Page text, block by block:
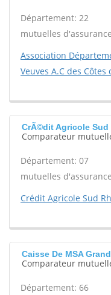
Département: 22
mutuelles
Association
Veuves A.C des Côtes
CrÃ©dit Agricole Sud
Comparateur
Département: 07
mutuelles
Crédit Agricole Sud
Caisse De MSA
Comparateur
Département: 66